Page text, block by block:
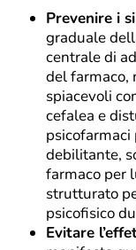
Prevenire i
graduale
centrale di
del farmaco,
spiacevoli
cefalea e
psicofarmaci
debilitante,
farmaco per
strutturato
psicofisico
Evitare